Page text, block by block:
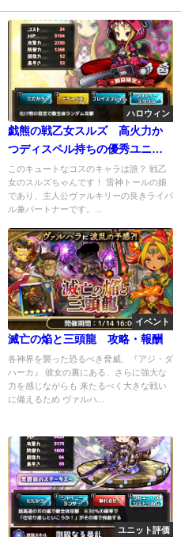
ハロウィン
戯熊の戦乙女スルズ 高火力か
つディスペル持ちの優秀ユニッ
ト？耐久は…
このキュートなコスのキャラは誰？ 戦乙
女のスルズちゃんです！ 雷神トールの娘
であり、主人公ヴァルキリーの良きライバ
ル兼パートナーです。...
イベント
滅亡の焔と三頭龍 攻略・報酬
各神界を襲った恐るべき脅威、『アジ・ダ
ハーカ』 彼女の裏にある、さらに強大な
力を感じながらも 来たるべく大きな戦い
に備えるため ヴァルハ...
ユニット評価